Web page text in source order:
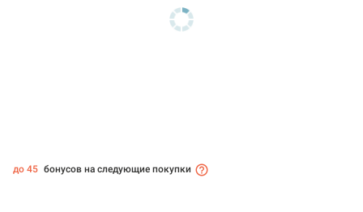
до 45 бонусов на следующие покупки